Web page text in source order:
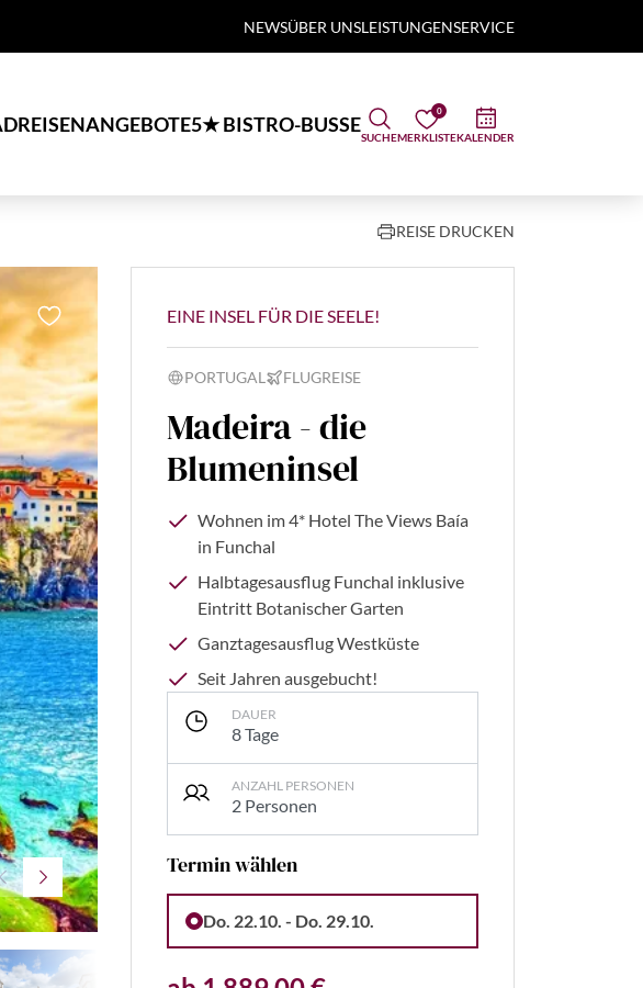
NEWSÜBER UNSLEISTUNGENSERVICE
ANGEBOTE5★ BISTRO-BUSSE
SUCHE
0
MERKLISTEKALENDER
REISE DRUCKEN
© rh2010 - stock.adobe.com
EINE INSEL FÜR DIE SEELE!
PORTUGAL FLUGREISE
Madeira - die
Blumeninsel
Wohnen im 4* Hotel The Views Baía
in Funchal
Halbtagesausflug Funchal inklusive
Eintritt Botanischer Garten
Ganztagesausflug Westküste
Seit Jahren ausgebucht!
DAUER
8 Tage
ANZAHL PERSONEN
2 Personen
Termin wählen
Do. 22.10. - Do. 29.10.